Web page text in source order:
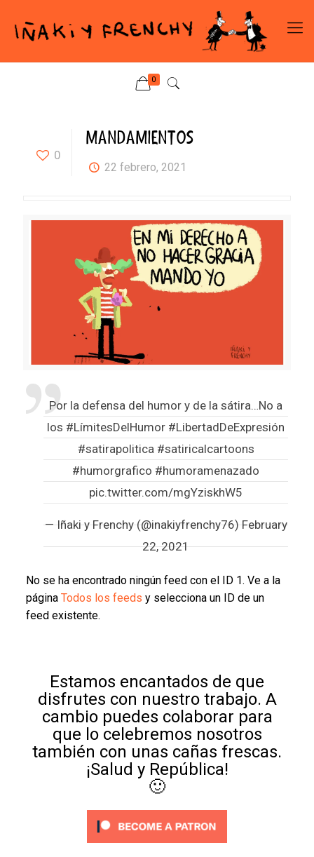
0
0
MANDAMIENTOS
22 febrero, 2021
Por la defensa del humor y de la sátira…No a
los #LímitesDelHumor #LibertadDeExpresión
#satirapolitica #satiricalcartoons
#humorgrafico #humoramenazado
pic.twitter.com/mgYziskhW5
— Iñaki y Frenchy (@inakiyfrenchy76)February
22, 2021
No se ha encontrado ningún feed con el ID 1. Ve a la
página Todos los feeds y selecciona un ID de un
feed existente.
Estamos encantados de que
disfrutes con nuestro trabajo. A
cambio puedes colaborar para
que lo celebremos nosotros
también con unas cañas frescas.
¡Salud y República!
🙂